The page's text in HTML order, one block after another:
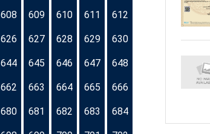
608 609 610 611 612
626 627 628 629 630
644 645 646 647 648
662 663 664 665 666
680 681 682 683 684